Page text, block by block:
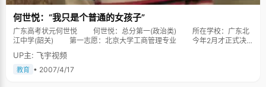
何世悦：“我只是个普通的女孩子”
广东高考状元何世悦 何世悦：总分第一(政治类) 所在学校：广东北
江中学(韶关) 第一志愿：北京大学工商管理专业 今年2月才正式决
定报考政治，比普通同学少学政治科目整1年，然后抱着“天不怕、地不怕”的
心理轻松赴考，竟然使广东北江中学何世悦同学成为今年广东高考政治总分
第一！而她同时还有物理、英语两门选考科目都在870分以上，“一炮三响”在
UP主: 飞宇视频
教育 • 2007/4/17